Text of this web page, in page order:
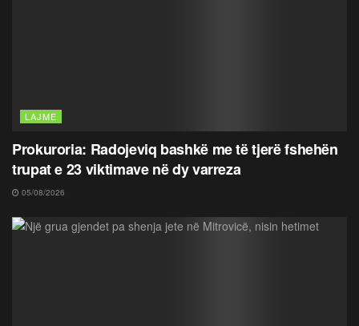
LAJME
Prokuroria: Radojeviq bashkë me të tjerë fshehën
trupat e 23 viktimave në dy varreza
05/08/2026